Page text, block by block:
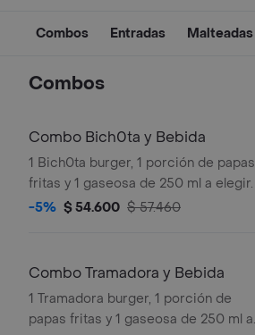
Combos Entradas Malteadas
Combos
Combo Bich0ta y Bebida
1 Bich0ta burger, 1 porción de papas
fritas y 1 gaseosa de 250 ml a elegir.
-5% $ 54.600 $ 57.460
Combo Tramadora y Bebida
1 Tramadora burger, 1 porción de
papas fritas y 1 gaseosa de 250 ml a